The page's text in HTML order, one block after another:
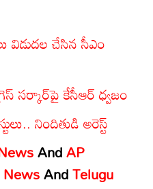
విడుదల చేసిన సీఎం
సర్కార్‌పై కేసీఆర్ ధ్వజం
నిందితుడి అరెస్ట్
AndAP
AndTelugu